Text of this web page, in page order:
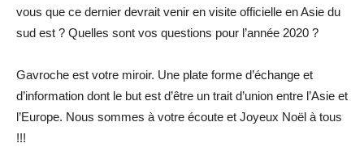
vous que ce dernier devrait venir en visite officielle en Asie du
sud est ? Quelles sont vos questions pour l’année 2020 ?
Gavroche est votre miroir. Une plate forme d’échange et
d’information dont le but est d’être un trait d’union entre l’Asie et
l’Europe. Nous sommes à votre écoute et Joyeux Noël à tous
!!!